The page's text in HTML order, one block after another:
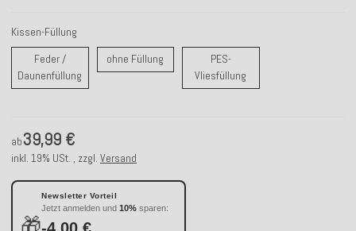
Kissen-Füllung
Feder /
Daunenfüllung Feder / Daunenfüllung
ohne Füllung ohne FüllungPES-
Vliesfüllung
ab39,99 €
inkl. 19% USt. , zzgl. Versand
🎁
Newsletter Vorteil
Jetzt anmelden und 10% sparen: